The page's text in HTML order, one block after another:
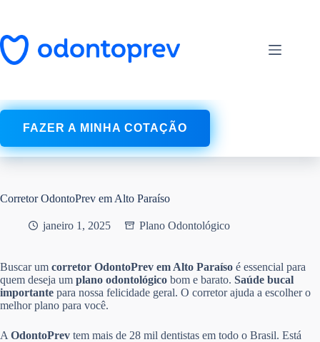
conteúdo
FAZER A MINHA COTAÇÃO
Corretor OdontoPrev em Alto Paraíso
janeiro 1, 2025 Plano Odontológico
Buscar um corretor OdontoPrev em Alto Paraíso é essencial para
quem deseja um plano odontológico bom e barato. Saúde bucal
importante para nossa felicidade geral. O corretor ajuda a escolher o
melhor plano para você.
A OdontoPrev tem mais de 28 mil dentistas em todo o Brasil. Está